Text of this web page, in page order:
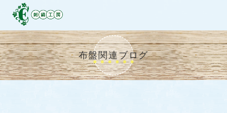
布盤関連ブログ